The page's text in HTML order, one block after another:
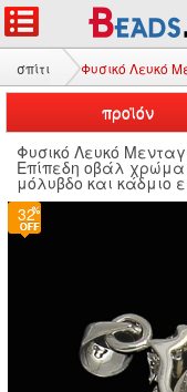
σπίτι Φυσικό Λευκό
προϊόν
Φυσικό Λευκό
Επίπεδη οβάλ χρώμα
μόλυβδο και κάδμιο